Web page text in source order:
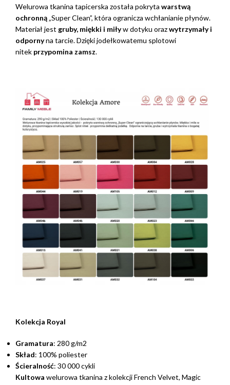
Welurowa tkanina tapicerska została pokryta warstwą
ochronną„Super Clean”, która ogranicza wchłanianie płynów.
Materiał jest gruby, miękki i miływ dotyku orazwytrzymały i
odpornyna tarcie. Dzięki jodełkowatemu splotowi
nitek przypomina zamsz.
Kolekcja Royal
Gramatura: 280 g/m2
Skład: 100% poliester
Ścieralność: 30 000 cykli
Kultowa welurowa tkanina z kolekcji French Velvet, Magic